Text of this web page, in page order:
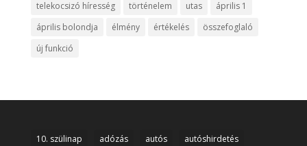
telekocsizó híresség
történelem utas
április 1
április bolondja
élmény értékelés
összefoglaló
új funkció
10. szülinap adózás autós
autóshirdetés